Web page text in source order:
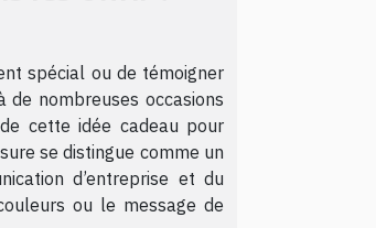
spécial ou de témoigner
nombreuses occasions
cette idée cadeau pour
se distingue comme un
d’entreprise et du
ou le message de